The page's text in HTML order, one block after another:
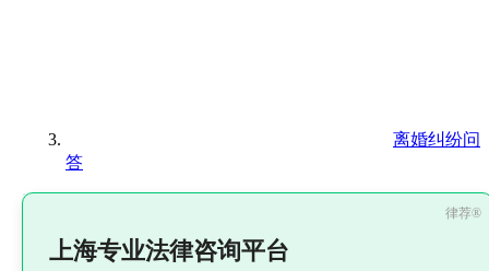
离婚纠纷问
答
上海专业法律咨询平台